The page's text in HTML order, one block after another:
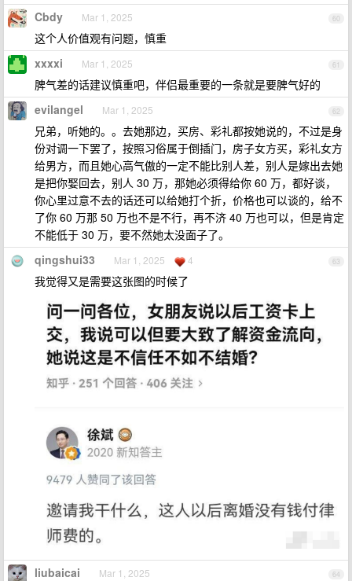
60
Cbdy Mar 1, 2025
这个人价值观有问题，慎重
61
xxxxi Mar 1, 2025
脾气差的话建议慎重吧，伴侣最重要的一条就是要脾气好的
62
evilangel Mar 1, 2025
兄弟，听她的。。去她那边，买房、彩礼都按她说的，不过是身
份对调一下罢了，按照习俗属于倒插门，房子女方买，彩礼女方
给男方，而且她心高气傲的一定不能比别人差，别人是嫁出去她
是把你娶回去，别人 30 万，那她必须得给你 60 万，都好谈，
你心里过意不去的话还可以给她打个折，价格也可以谈的，给不
了你 60 万那 50 万也不是不行，再不济 40 万也可以，但是肯定
不能低于 30 万，要不然她太没面子了。
63
qingshui33 Mar 1, 2025 4
我觉得又是需要这张图的时候了
64
liubaicai Mar 1, 2025